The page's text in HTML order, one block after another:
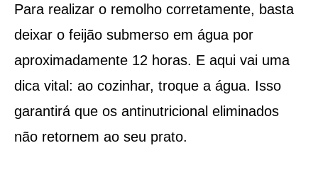
Para realizar o remolho corretamente, basta
deixar o feijão submerso em água por
aproximadamente 12 horas. E aqui vai uma
dica vital: ao cozinhar, troque a água. Isso
garantirá que os antinutricional eliminados
não retornem ao seu prato.